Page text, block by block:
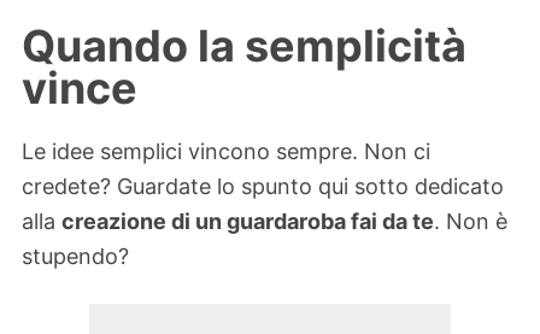
Quando la semplicità
vince
Le idee semplici vincono sempre. Non ci
credete? Guardate lo spunto qui sotto dedicato
alla creazione di un guardaroba fai da te. Non è
stupendo?